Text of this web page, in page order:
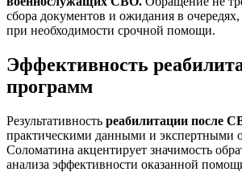
сбора документов и ожидания в
при необходимости срочной помощи.
Эффективность
программ
Результативность реабилитации после
практическими данными и экспертными
Соломатина акцентирует значимость
анализа эффективности оказанной